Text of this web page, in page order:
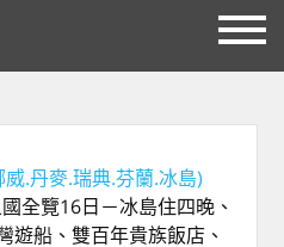
威.丹麥.瑞典.芬蘭.冰島)
全覽16日－冰島住四晚、
遊船、雙百年貴族飯店、